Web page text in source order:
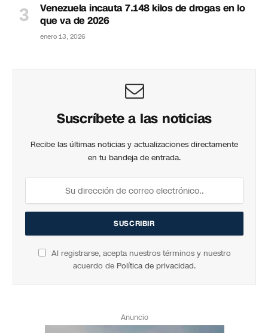
Venezuela incauta 7.148 kilos de drogas en lo
que va de 2026
enero 13, 2026
Suscríbete a las noticias
Recibe las últimas noticias y actualizaciones directamente
en tu bandeja de entrada.
Al registrarse, acepta nuestros términos y nuestro
acuerdo de Política de privacidad.
Anuncio